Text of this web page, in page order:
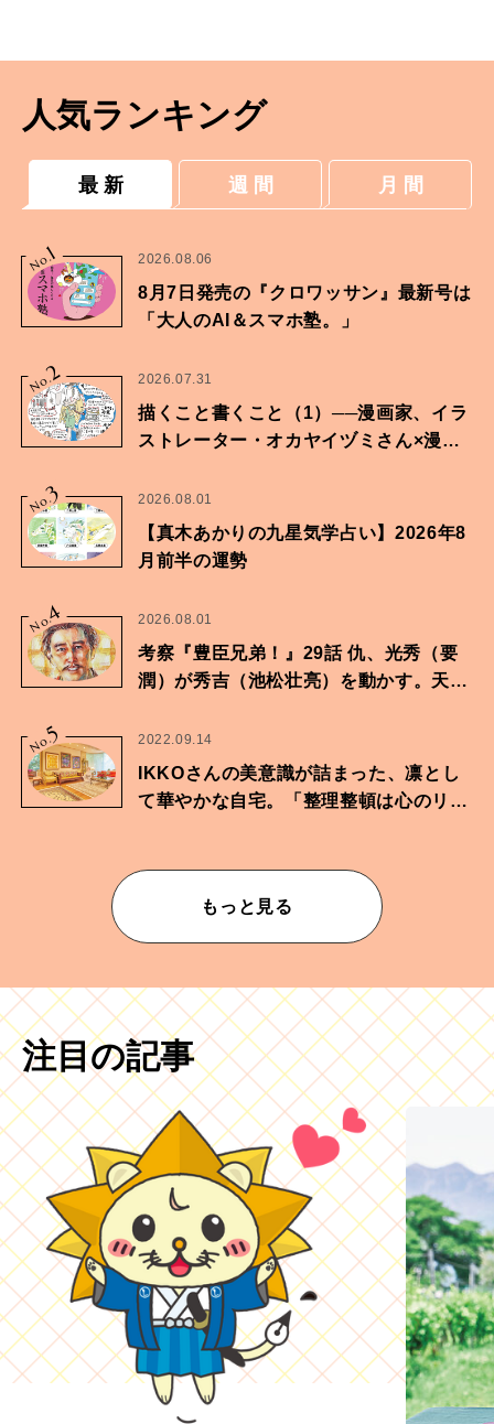
人気ランキング
最 新 週 間 月 間
No.
1 2026.08.06
8月7日発売の『クロワッサン』最新号は
「大人のAI＆スマホ塾。」
No.2 2026.07.31
描くこと書くこと（1）──漫画家、イラ
ストレーター・オカヤイヅミさん×漫画
No.3 2026.08.01
【真木あかりの九星気学占い】2026年8
月前半の運勢
No.4 2026.08.01
考察『豊臣兄弟！』29話 仇、光秀（要
潤）が秀吉（池松壮亮）を動かす。天下
No.5 2022.09.14
IKKOさんの美意識が詰まった、凛とし
て華やかな自宅。「整理整頓は心のリズ
もっと見る
注目の記事